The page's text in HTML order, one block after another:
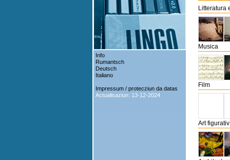
Info
Rumantsch
Deutsch
Italiano
Impressum / protecziun da datas
Actualisaziun: 13-12-2024
Litteratura
Musica
Film
Art figurativ